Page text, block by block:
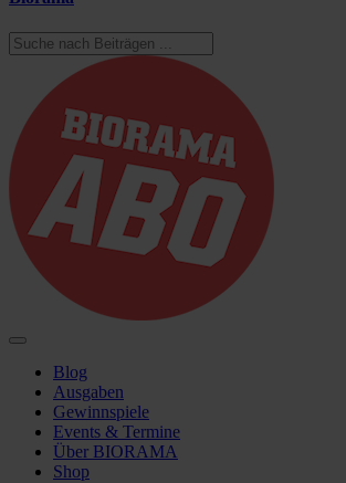
Blog
Ausgaben
Gewinnspiele
Events & Termine
Über BIORAMA
Shop